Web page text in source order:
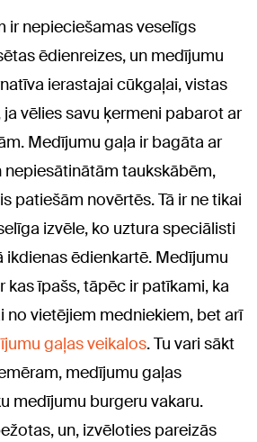
ir nepieciešamas veselīgs
ēdienreizes, un medījumu
ierastajai cūkgaļai, vistas
vēlies savu ķermeni pabarot ar
Medījumu gaļa ir bagāta ar
taukskābēm,
patiešām novērtēs. Tā ir ne tikai
izvēle, ko uztura speciālisti
ikdienas ēdienkartē. Medījumu
kas īpašs, tāpēc ir patīkami, ka
no vietējiem medniekiem, bet arī
gaļas veikalos. Tu vari sākt
medījumu gaļas
medījumu burgeru vakaru.
un, izvēloties pareizās